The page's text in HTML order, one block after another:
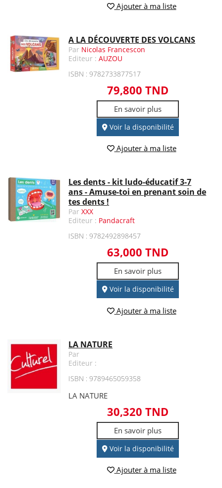
Ajouter à ma liste
A LA DÉCOUVERTE DES VOLCANS
Par Nicolas Francescon
Editeur :AUZOU
ISBN : 9782733877517
79,800 TND
En savoir plus
Voir la disponibilité
Ajouter à ma liste
Les dents - kit ludo-éducatif 3-7
ans - Amuse-toi en prenant soin de
tes dents !
ParXXX
Editeur : Pandacraft
ISBN : 9782492898457
63,000 TND
En savoir plus
Voir la disponibilité
Ajouter à ma liste
LA NATURE
Par
Editeur :
ISBN : 9789465059358
LA NATURE
30,320 TND
En savoir plus
Voir la disponibilité
Ajouter à ma liste